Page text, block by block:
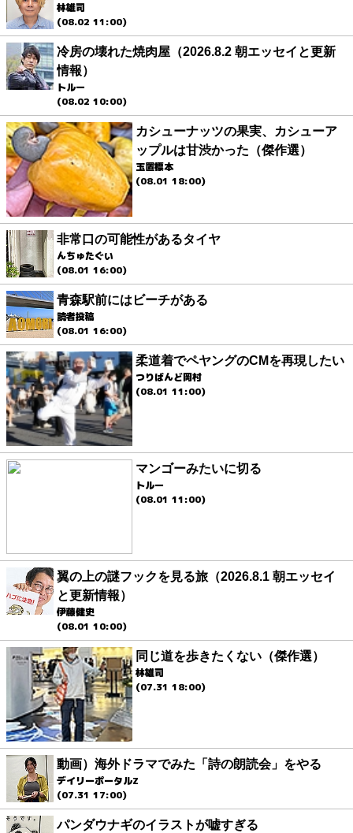
林雄司
(08.02 11:00)
冷房の壊れた焼肉屋（2026.8.2 朝エッセイと更新
情報）
トルー
(08.02 10:00)
カシューナッツの果実、カシューア
ップルは甘渋かった（傑作選）
玉置標本
(08.01 18:00)
非常口の可能性があるタイヤ
んちゅたぐい
(08.01 16:00)
青森駅前にはビーチがある
読者投稿
(08.01 16:00)
柔道着でペヤングのCMを再現したい
つりばんど岡村
(08.01 11:00)
マンゴーみたいに切る
トルー
(08.01 11:00)
翼の上の謎フックを見る旅（2026.8.1 朝エッセイ
と更新情報）
伊藤健史
(08.01 10:00)
同じ道を歩きたくない（傑作選）
林雄司
(07.31 18:00)
動画）海外ドラマでみた「詩の朗読会」をやる
デイリーポータルZ
(07.31 17:00)
パンダウナギのイラストが嘘すぎる